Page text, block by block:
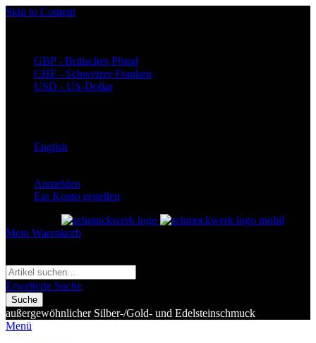
Skip to Content
GBP - Britisches Pfund
CHF - Schweizer Franken
USD - US-Dollar
English
Anmelden
Ein Konto erstellen
Mein Warenkorb
Erweiterte Suche
Suche
außergewöhnlicher Silber-/Gold- und Edelsteinschmuck
Menü